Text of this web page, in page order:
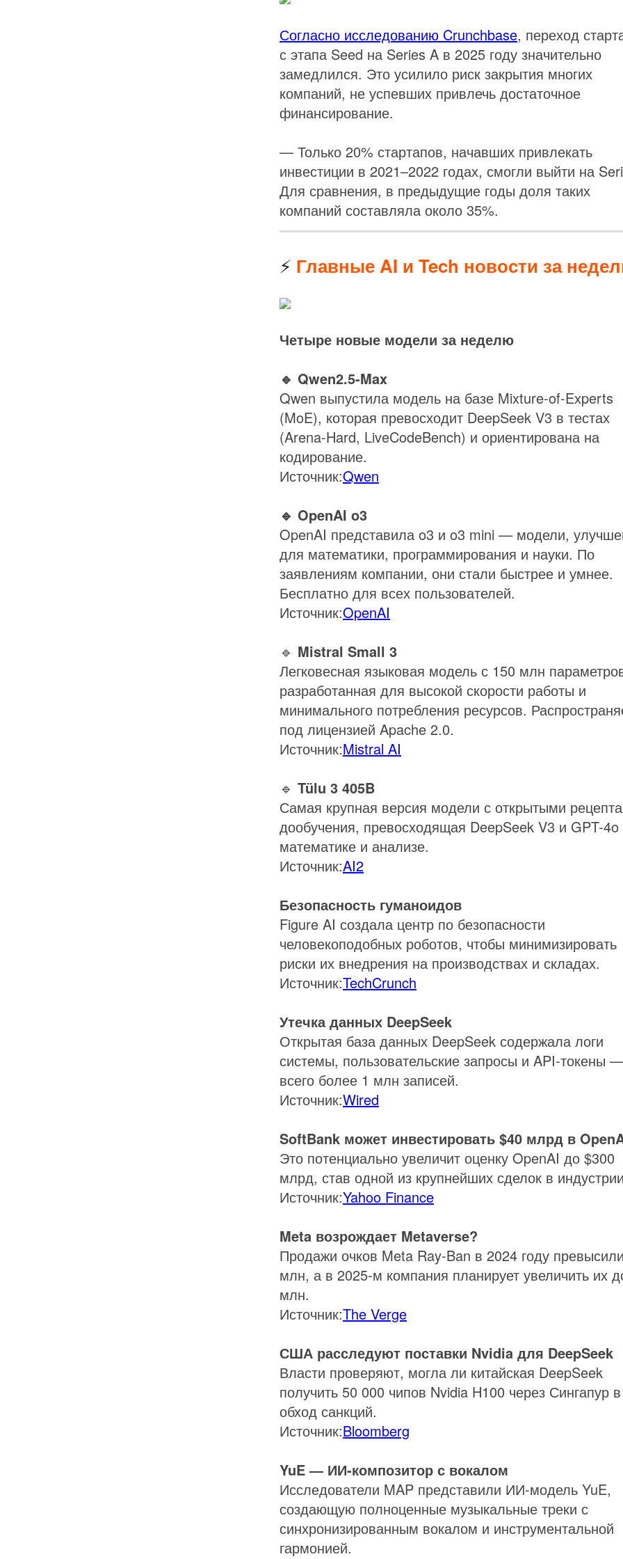
Согласно исследованию Crunchbase, переход
с этапа Seed на Series A в 2025 году значительно
замедлился. Это усилило риск закрытия многих
компаний, не успевших привлечь достаточное
финансирование.
— Только 20% стартапов, начавших привлекать
инвестиции в 2021–2022 годах, смогли выйти на
Для сравнения, в предыдущие годы доля таких
компаний составляла около 35%.
⚡ Главные AI и Tech новости за
Четыре новые модели за неделю
🔹 Qwen2.5-Max
Qwen выпустила модель на базе Mixture-of-Experts
(MoE), которая превосходит DeepSeek V3 в тестах
(Arena-Hard, LiveCodeBench) и ориентирована на
кодирование.
Источник:Qwen
🔹 OpenAI o3
OpenAI представила o3 и o3 mini — модели,
для математики, программирования и науки. По
заявлениям компании, они стали быстрее и умнее.
Бесплатно для всех пользователей.
Источник:OpenAI
🔹 Mistral Small 3
Легковесная языковая модель с 150 млн
разработанная для высокой скорости работы и
минимального потребления ресурсов.
под лицензией Apache 2.0.
Источник:Mistral AI
🔹 Tülu 3 405B
Самая крупная версия модели с открытыми
дообучения, превосходящая DeepSeek V3 и GPT-4o
математике и анализе.
Источник:AI2
Безопасность гуманоидов
Figure AI создала центр по безопасности
человекоподобных роботов, чтобы минимизировать
риски их внедрения на производствах и складах.
Источник:TechCrunch
Утечка данных DeepSeek
Открытая база данных DeepSeek содержала логи
системы, пользовательские запросы и API-токены —
всего более 1 млн записей.
Источник:Wired
SoftBank может инвестировать $40 млрд в
Это потенциально увеличит оценку OpenAI до $300
млрд, став одной из крупнейших сделок в
Источник:Yahoo Finance
Meta возрождает Metaverse?
Продажи очков Meta Ray-Ban в 2024 году
млн, а в 2025-м компания планирует увеличить их
млн.
Источник:The Verge
США расследуют поставки Nvidia для DeepSeek
Власти проверяют, могла ли китайская DeepSeek
получить 50 000 чипов Nvidia H100 через Сингапур в
обход санкций.
Источник:Bloomberg
YuE — ИИ-композитор с вокалом
Исследователи MAP представили ИИ-модель YuE,
создающую полноценные музыкальные треки с
синхронизированным вокалом и инструментальной
гармонией.